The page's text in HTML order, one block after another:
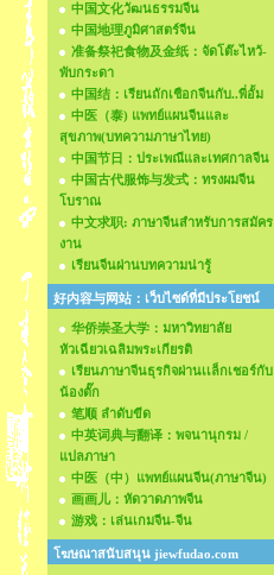
中国文化วัฒนธรรมจีน
中国地理ภูมิศาสตร์จีน
准备祭祀食物及金纸：จัดโต๊ะไหว้-
พับกระดา
中国结：เรียนถักเชือกจีนกับ..พี่อั้ม
中医（泰) แพทย์แผนจีนและ
สุขภาพ(บทความภาษาไทย)
中国节日：ประเพณีและเทศกาลจีน
中国古代服饰与发式：ทรงผมจีน
โบราณ
中文求职: ภาษาจีนสำหรับการสมัคร
งาน
เรียนจีนผ่านบทความน่ารู้
好内容与网站：เว็บไซด์ที่มีประโยชน์
华侨崇圣大学：มหาวิทยาลัย
หัวเฉียวเฉลิมพระเกียรติ
เรียนภาษาจีนธุรกิจผ่านเเล็กเชอร์กับ
น้องตั๊ก
笔顺 ลำดับขีด
中英词典与翻译：พจนานุกรม /
แปลภาษา
中医（中）แพทย์แผนจีน(ภาษาจีน)
画画儿：หัดวาดภาพจีน
游戏：เล่นเกมจีน-จีน
โฆษณาสนับสนุน jiewfudao.com